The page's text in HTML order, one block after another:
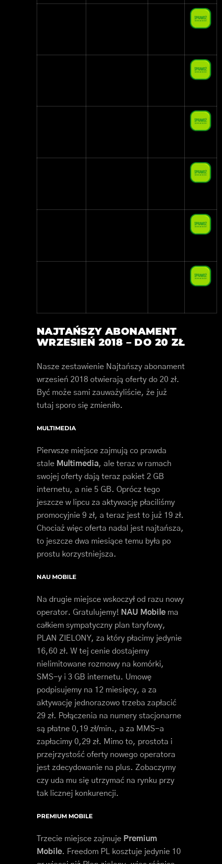
NAJTAŃSZY ABONAMENT
WRZESIEŃ 2018 – DO 20 ZŁ
Nasze zestawienie Najtańszy abonament
wrzesień 2018 otwierają oferty do 20 zł.
Być może sami zauważyliście, że już
tutaj sporo się zmieniło.
MULTIMEDIA
Pierwsze miejsce zajmują co prawda
stale Multimedia, ale teraz w ramach
swojej oferty dają teraz pakiet 2 GB
internetu, a nie 5 GB. Oprócz tego
jeszcze w lipcu za aktywację płaciliśmy
promocyjnie 9 zł, a teraz jest to już 19 zł.
Chociaż więc oferta nadal jest najtańsza,
to jeszcze dwa miesiące temu była po
prostu korzystniejsza.
NAU MOBILE
Na drugie miejsce wskoczył od razu nowy
operator. Gratulujemy! NAU Mobile ma
całkiem sympatyczny plan taryfowy,
PLAN ZIELONY, za który płacimy jedynie
16,60 zł. W tej cenie dostajemy
nielimitowane rozmowy na komórki,
SMS-y i 3 GB internetu. Umowę
podpisujemy na 12 miesięcy, a za
aktywację jednorazowo trzeba zapłacić
29 zł. Połączenia na numery stacjonarne
są płatne 0,19 zł/min., a za MMS-a
zapłacimy 0,29 zł. Mimo to, prostota i
przejrzystość oferty nowego operatora
jest zdecydowanie na plus. Zobaczymy
czy uda mu się utrzymać na rynku przy
tak licznej konkurencji.
PREMIUM MOBILE
Trzecie miejsce zajmuje Premium
Mobile. Freedom PL kosztuje jedynie 10